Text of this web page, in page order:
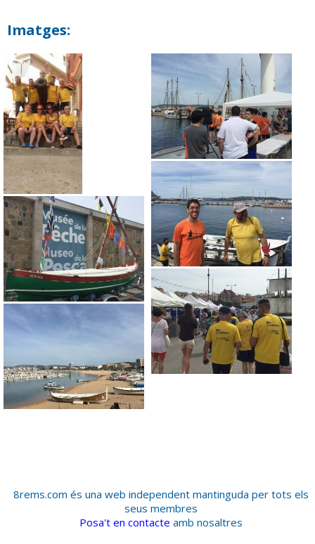
Imatges:
8rems.com és una web independent mantinguda per tots els
seus membres
Posa't en contacte amb nosaltres